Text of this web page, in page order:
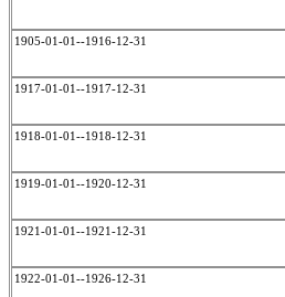
1905-01-01--1916-12-31
1917-01-01--1917-12-31
1918-01-01--1918-12-31
1919-01-01--1920-12-31
1921-01-01--1921-12-31
1922-01-01--1926-12-31